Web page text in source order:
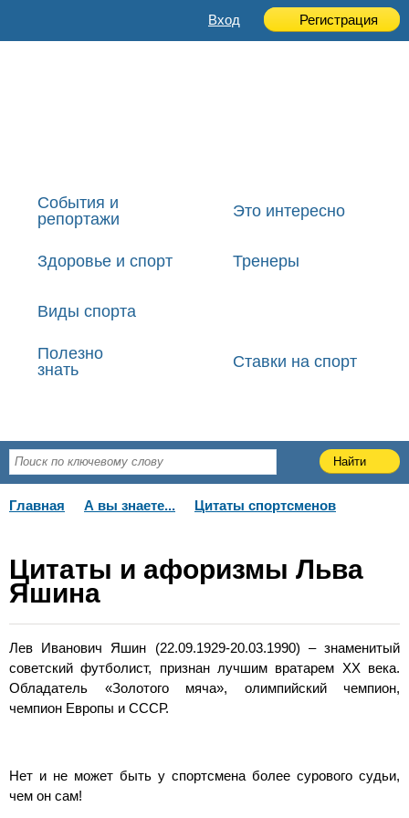
Вход Регистрация
События и
репортажи
Это интересно
Здоровье и спорт Тренеры
Виды спорта
Полезно
знать
Ставки на спорт
Главная А вы знаете... Цитаты спортсменов
Цитаты и афоризмы Льва
Яшина
Лев Иванович Яшин (22.09.1929-20.03.1990) – знаменитый
советский футболист, признан лучшим вратарем XX века.
Обладатель «Золотого мяча», олимпийский чемпион,
чемпион Европы и СССР.
Нет и не может быть у спортсмена более сурового судьи,
чем он сам!